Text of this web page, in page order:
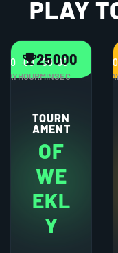
PLAY
25000
00
DAY
00
HOUR
00
MIN
00
SEC
TOURN
AMENT
OF
WE
EKL
Y
00